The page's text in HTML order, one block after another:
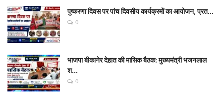
पुष्करणा दिवस पर पांच दिवसीय कार्यक्रमों का आयोजन, प्रत...
0
भाजपा बीकानेर देहात की मासिक बैठक: मुख्यमंत्री भजनलाल
श...
0